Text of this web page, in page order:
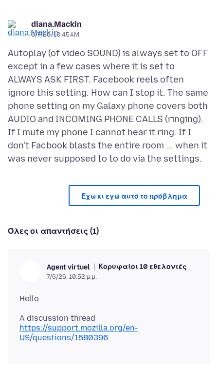
diana.Mackin
6/7/26, 10:45 AM
Autoplay (of video SOUND) is always set to OFF
except in a few cases where it is set to
ALWAYS ASK FIRST. Facebook reels often
ignore this setting. How can I stop it. The same
phone setting on my Galaxy phone covers both
AUDIO and INCOMING PHONE CALLS (ringing).
If I mute my phone I cannot hear it ring. If I
don't Facbook blasts the entire room ... when it
Έχω κι εγώ αυτό το πρόβλημα
Όλες οι απαντήσεις (1)
Agent virtuel Κορυφαίοι 10 εθελοντές
7/6/26, 10:52 μ.μ.
https://support.mozilla.org/en-
US/questions/1580396